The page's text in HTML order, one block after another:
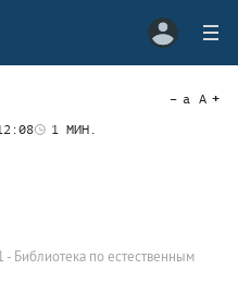
1 МИН.
a A
- Библиотека по естественным